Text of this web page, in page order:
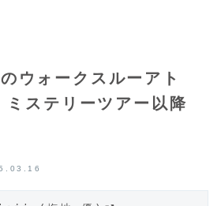
ウォークスルーアト
ステリーツアー以降